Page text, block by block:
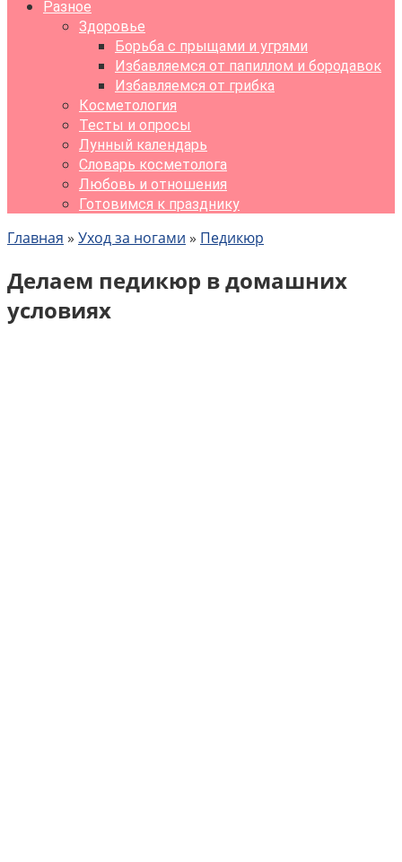
Разное
Здоровье
Борьба с прыщами и угрями
Избавляемся от папиллом и бородавок
Избавляемся от грибка
Косметология
Тесты и опросы
Лунный календарь
Словарь косметолога
Любовь и отношения
Готовимся к празднику
Главная » Уход за ногами » Педикюр
Делаем педикюр в домашних
условиях